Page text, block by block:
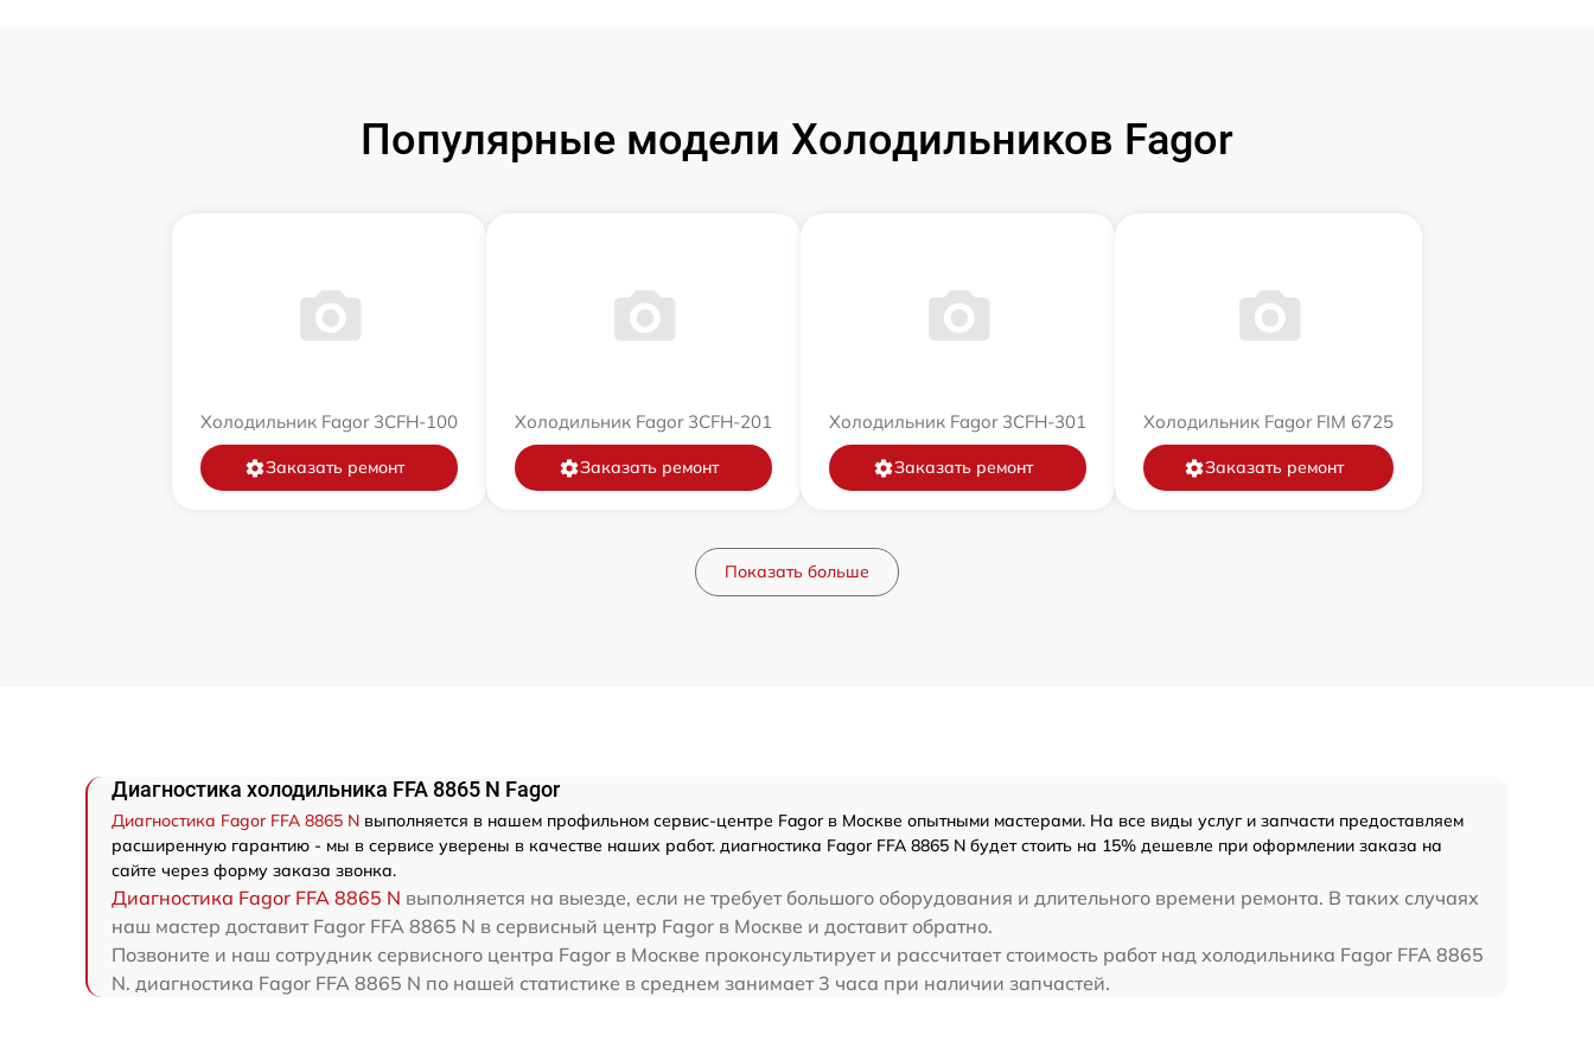
Популярные модели Холодильников Fagor
Холодильник Fagor 3CFH-100
Заказать ремонт
Холодильник Fagor 3CFH-201
Заказать ремонт
Холодильник Fagor 3CFH-301
Заказать ремонт
Холодильник Fagor FIM 6725
Заказать ремонт
Показать больше
Диагностика холодильника FFA 8865 N Fagor
Диагностика Fagor FFA 8865 N выполняется в нашем профильном сервис-центре Fagor в Москве опытными мастерами. На все виды услуг и запчасти предоставляем
расширенную гарантию - мы в сервисе уверены в качестве наших работ. диагностика Fagor FFA 8865 N будет стоить на 15% дешевле при оформлении заказа на
сайте через форму заказа звонка.
Диагностика Fagor FFA 8865 N выполняется на выезде, если не требует большого оборудования и длительного времени ремонта. В таких случаях
наш мастер доставит Fagor FFA 8865 N в сервисный центр Fagor в Москве и доставит обратно.
Позвоните и наш сотрудник сервисного центра Fagor в Москве проконсультирует и рассчитает стоимость работ над холодильника Fagor FFA 8865
N. диагностика Fagor FFA 8865 N по нашей статистике в среднем занимает 3 часа при наличии запчастей.